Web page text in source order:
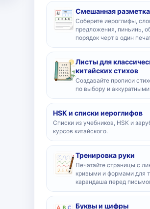
Смешанная разметка
Соберите иероглифы,
предложения, пиньинь,
порядок черт в один
Листы для
китайских стихов
Создавайте прописи
по выбору и
HSK и списки иероглифов
Списки из учебников, HSK и
курсов китайского.
Тренировка руки
Печатайте страницы с
кривыми и формами для
карандаша перед
Буквы и цифры